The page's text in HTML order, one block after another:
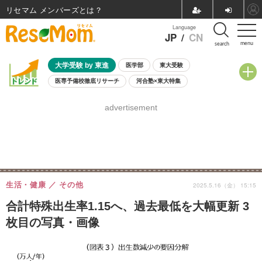
menu
Language
JP / CN search
大学受験 by 東進 医学部 東大受験
医専予備校徹底リサーチ 河合塾×東大特集
8月開催学校説明会・相談会
advertisement
合計特殊出生率1.15へ、過去最低を大幅更新 3
枚目の写真・画像
生活・健康 その他 2025.5.16（金） 15:15
リセマム メンバーズ